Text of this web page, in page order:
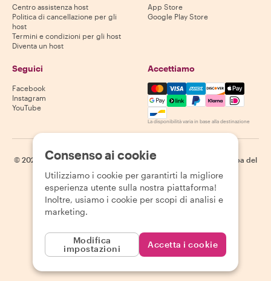
Centro assistenza host
Politica di cancellazione per gli
host
Termini e condizioni per gli host
Diventa un host
App Store
Google Play Store
Seguici
Facebook
Instagram
YouTube
Accettiamo
Mastercard, Visa, Amex,
La disponibilità varia in base alla destinazione
© 2026 Withlocals.com | Informativa sulla privacy
Mappa del
Consenso ai cookie
Utilizziamo i cookie per garantirti la migliore
esperienza utente sulla nostra piattaforma!
Inoltre, usiamo i cookie per scopi di analisi e
marketing.
Modifica
impostazioni
Accetta i cookie